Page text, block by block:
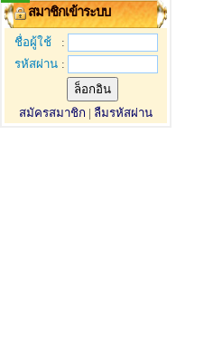
สมาชิกเข้าระบบ
ชื่อผู้ใช้
:
รหัสผ่าน :
สมัครสมาชิก | ลืมรหัสผ่าน